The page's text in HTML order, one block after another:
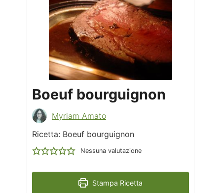
Boeuf bourguignon
Myriam Amato
Ricetta: Boeuf bourguignon
Nessuna valutazione
Stampa Ricetta